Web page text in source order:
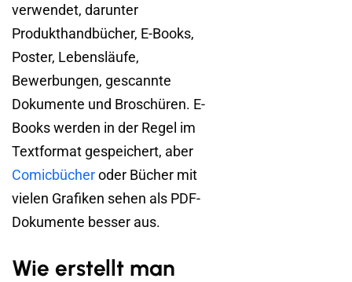
verwendet, darunter
Produkthandbücher, E-Books,
Poster, Lebensläufe,
Bewerbungen, gescannte
Dokumente und Broschüren. E-
Books werden in der Regel im
Textformat gespeichert, aber
Comicbücheroder Bücher mit
vielen Grafiken sehen als PDF-
Dokumente besser aus.
Wie erstellt man